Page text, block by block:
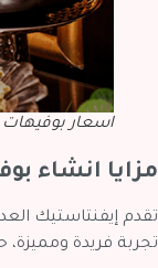
اسعار
مزايا انشاء
تقدم إيفنتاستيك
تجربة فريدة